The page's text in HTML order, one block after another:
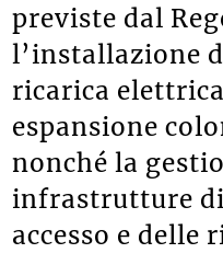
previste dal
l’installazione
ricarica
espansione
nonché la
infrastrutture
accesso e delle